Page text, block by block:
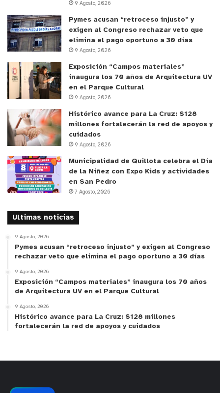
cerca de mucha información, se convierten en
personas ingenuas y de esta manera no dejan
espacio en su mente para un razonamiento crítico
con respecto a la información y el medio por el
cual se informan.
y tú, ¿qué opinas?
9 Agosto, 2026
Pymes acusan “retroceso injusto” y
exigen al Congreso rechazar veto que
elimina el pago oportuno a 30 días
9 Agosto, 2026
Exposición “Campos materiales”
inaugura los 70 años de Arquitectura UV
en el Parque Cultural
9 Agosto, 2026
Histórico avance para La Cruz: $128
millones fortalecerán la red de apoyos y
cuidados
9 Agosto, 2026
Municipalidad de Quillota celebra el Día
de la Niñez con Expo Kids y actividades
en San Pedro
7 Agosto, 2026
Ultimas noticias
9 Agosto, 2026
Pymes acusan “retroceso injusto” y exigen al Congreso
rechazar veto que elimina el pago oportuno a 30 días
9 Agosto, 2026
Exposición “Campos materiales” inaugura los 70 años
de Arquitectura UV en el Parque Cultural
9 Agosto, 2026
Histórico avance para La Cruz: $128 millones
fortalecerán la red de apoyos y cuidados